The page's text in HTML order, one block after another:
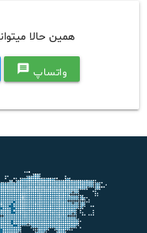
همین حالا
واتساپ message